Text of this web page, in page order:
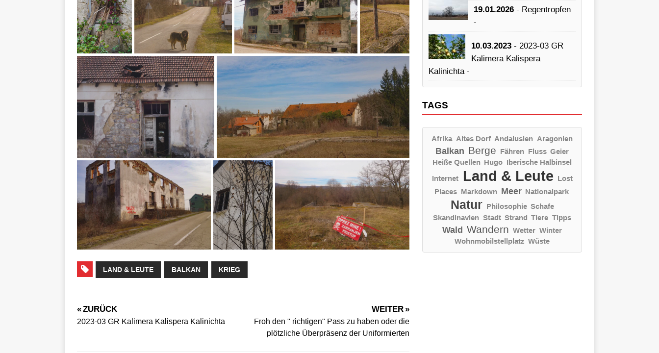
LAND & LEUTE BALKAN KRIEG
« ZURÜCK
2023-03 GR Kalimera Kalispera Kalinichta
WEITER »
Froh den " richtigen" Pass zu haben oder die
plötzliche Überpräsenz der Uniformierten
19.01.2026- Regentropfen
-
10.03.2023- 2023-03 GR
Kalimera Kalispera
Kalinichta -
TAGS
Afrika Altes Dorf Andalusien Aragonien
Balkan Berge Fähren Fluss Geier
Heiße Quellen Hugo Iberische Halbinsel
Internet
Land & Leute Lost
Places Markdown Meer Nationalpark
Natur Philosophie Schafe
Skandinavien Stadt Strand Tiere Tipps
Wald Wandern Wetter Winter
Wohnmobilstellplatz Wüste